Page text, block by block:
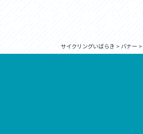
サイクリングいばらき > バナー >